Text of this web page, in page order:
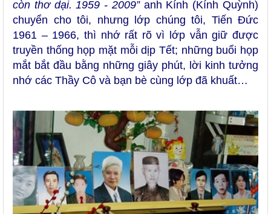
còn thơ dại. 1959 - 2009”anh Kính (Kính Quỳnh)
chuyển cho tôi, nhưng lớp chúng tôi, Tiến Đức
1961 – 1966, thì nhớ rất rõ vì lớp vẫn giữ được
truyền thống họp mặt mỗi dịp Tết; những buổi họp
mắt bắt đầu bằng những giây phút, lời kinh tưởng
nhớ các Thầy Cô và bạn bè cùng lớp đã khuất…